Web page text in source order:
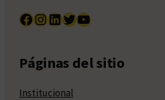
Facebook InstagramLinkedIn Twitter YouTube
Páginas del sitio
Institucional